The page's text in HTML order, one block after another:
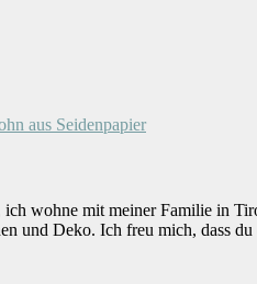
aus Seidenpapier
wohne mit meiner Familie in
und Deko. Ich freu mich, dass